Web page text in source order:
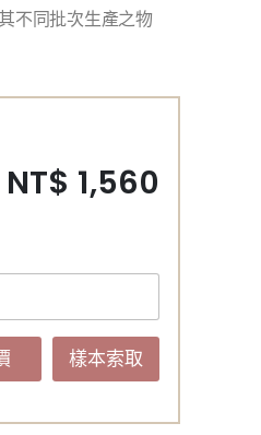
不同批次生產之物
NT$ 1,560
樣本索取